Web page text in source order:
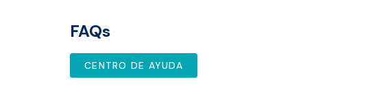
FAQs
CENTRO DE AYUDA